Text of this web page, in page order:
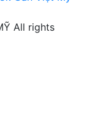
All rights